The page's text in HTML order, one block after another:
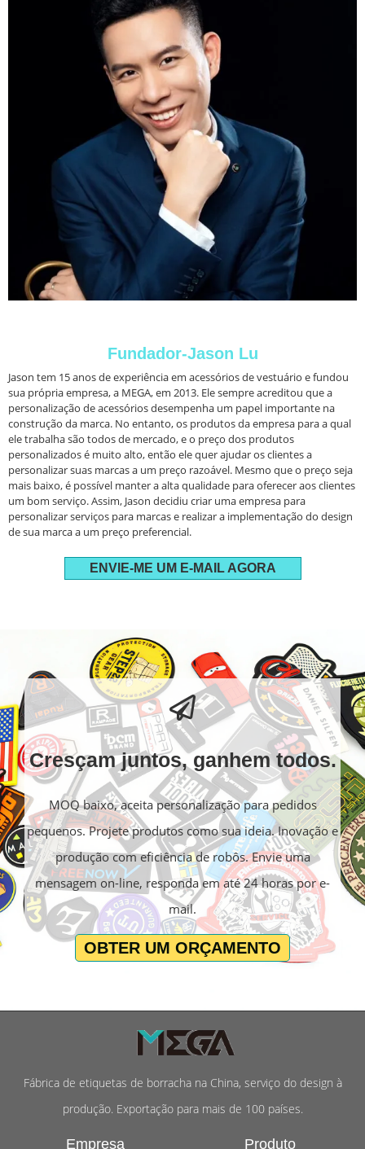
Fundador-Jason Lu
Jason tem 15 anos de experiência em acessórios de vestuário e fundou
sua própria empresa, a MEGA, em 2013. Ele sempre acreditou que a
personalização de acessórios desempenha um papel importante na
construção da marca. No entanto, os produtos da empresa para a qual
ele trabalha são todos de mercado, e o preço dos produtos
personalizados é muito alto, então ele quer ajudar os clientes a
personalizar suas marcas a um preço razoável. Mesmo que o preço seja
mais baixo, é possível manter a alta qualidade para oferecer aos clientes
um bom serviço.Assim, Jason decidiu criar uma empresa para
personalizar serviços para marcas e realizar a implementação do design
de sua marca a um preço preferencial.
ENVIE-ME UM E-MAIL AGORA
Cresçam juntos, ganhem todos.
MOQ baixo, aceita personalização para pedidos
pequenos. Projete produtos como sua ideia. Inovação e
produção com eficiência de robôs. Envie uma
mensagem on-line, responda em até 24 horas por e-
mail.
OBTER UM ORÇAMENTO
Fábrica de etiquetas de borracha na China, serviço do design à
produção. Exportação para mais de 100 países.
Empresa Produto